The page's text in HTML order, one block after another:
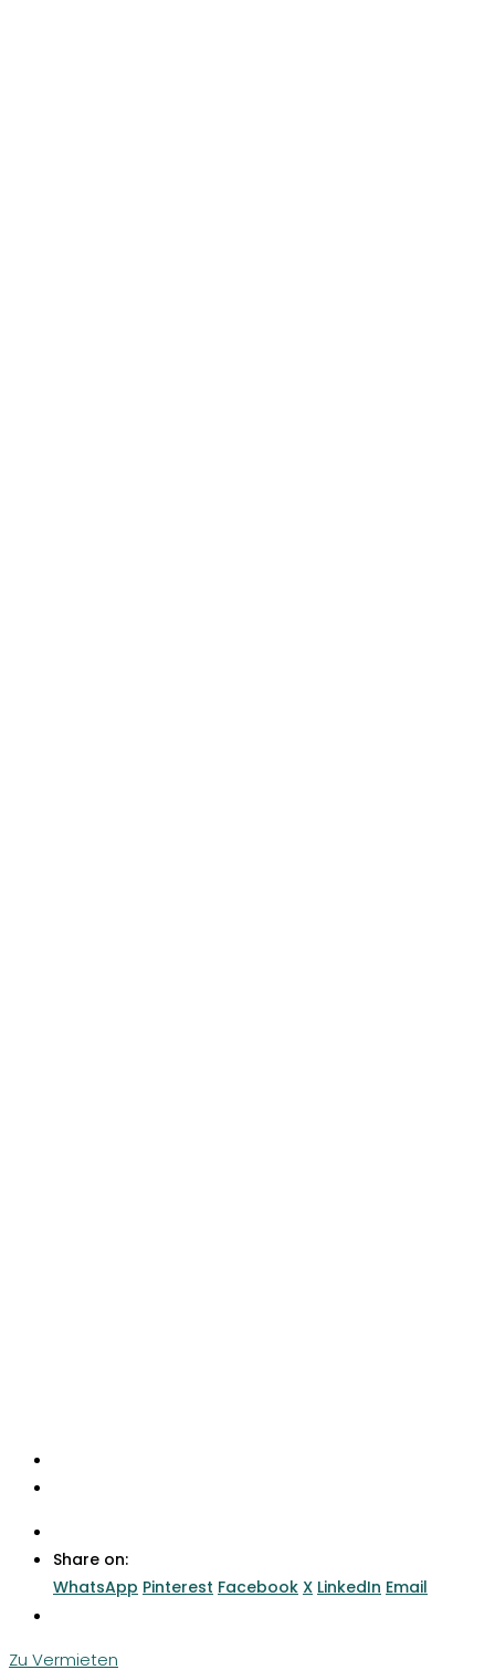
Share on:
WhatsApp Pinterest Facebook X LinkedIn Email
Zu Vermieten